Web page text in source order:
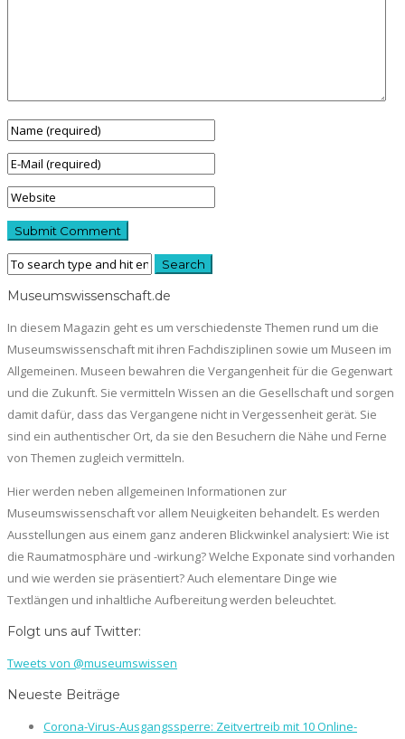
Museumswissenschaft.de
In diesem Magazin geht es um verschiedenste Themen rund um die
Museumswissenschaft mit ihren Fachdisziplinen sowie um Museen im
Allgemeinen. Museen bewahren die Vergangenheit für die Gegenwart
und die Zukunft. Sie vermitteln Wissen an die Gesellschaft und sorgen
damit dafür, dass das Vergangene nicht in Vergessenheit gerät. Sie
sind ein authentischer Ort, da sie den Besuchern die Nähe und Ferne
von Themen zugleich vermitteln.
Hier werden neben allgemeinen Informationen zur
Museumswissenschaft vor allem Neuigkeiten behandelt. Es werden
Ausstellungen aus einem ganz anderen Blickwinkel analysiert: Wie ist
die Raumatmosphäre und -wirkung? Welche Exponate sind vorhanden
und wie werden sie präsentiert? Auch elementare Dinge wie
Textlängen und inhaltliche Aufbereitung werden beleuchtet.
Folgt uns auf Twitter:
Tweets von @museumswissen
Neueste Beiträge
Corona-Virus-Ausgangssperre: Zeitvertreib mit 10 Online-